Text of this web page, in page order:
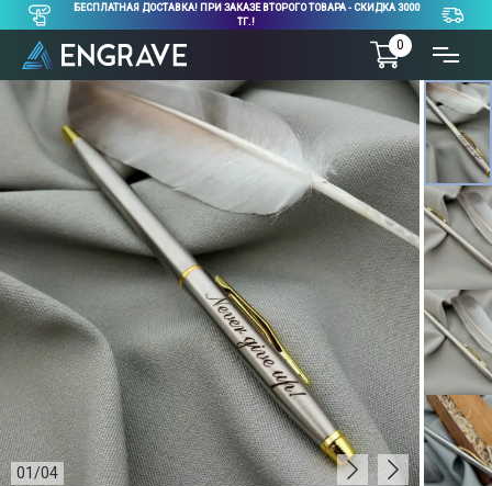
БЕСПЛАТНАЯ ДОСТАВКА! ПРИ ЗАКАЗЕ ВТОРОГО ТОВАРА - СКИДКА 3000
ТГ.!
0
01 /04